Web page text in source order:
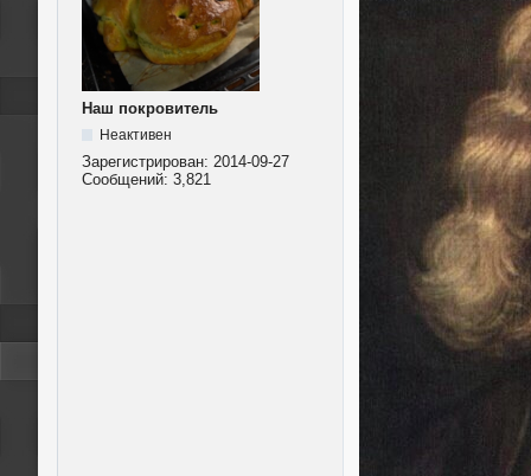
Наш покровитель
Неактивен
Зарегистрирован: 2014-09-27
Сообщений: 3,821